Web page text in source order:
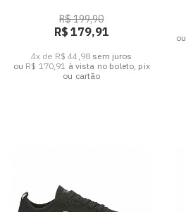
R$ 199,90
R$ 179,91
4x de R$ 44,98 sem juros
ou R$ 170,91 à vista no boleto, pix
ou cartão
ou